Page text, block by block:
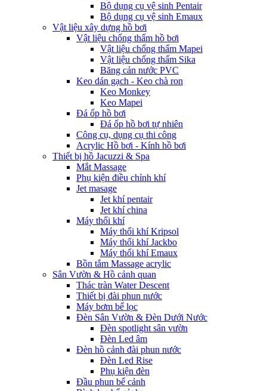
Bộ dụng cụ vệ sinh Pentair
Bộ dụng cụ vệ sinh Emaux
Vật liệu xây dựng hồ bơi
Vật liệu chống thấm hồ bơi
Vật liệu chống thấm Mapei
Vật liệu chống thấm Sika
Băng cản nước PVC
Keo dán gạch - Keo chà ron
Keo Monkey
Keo Mapei
Đá ốp hồ bơi
Đá ốp hồ bơi tự nhiên
Công cụ, dụng cụ thi công
Acrylic Hồ bơi - Kính hồ bơi
Thiết bị hồ Jacuzzi & Spa
Mắt Massage
Phụ kiện điều chỉnh khí
Jet masage
Jet khí pentair
Jet khí china
Máy thổi khí
Máy thổi khí Kripsol
Máy thổi khí Jackbo
Máy thổi khí Emaux
Bồn tắm Massage acrylic
Sân Vườn & Hồ cảnh quan
Thác tràn Water Descent
Thiết bị đài phun nước
Máy bơm bể lọc
Đèn Sân Vườn & Đèn Dưới Nước
Đèn spotlight sân vườn
Đèn Led âm
Đèn hồ cảnh đài phun nước
Đèn Led Rise
Phụ kiện đèn
Đầu phun bể cảnh